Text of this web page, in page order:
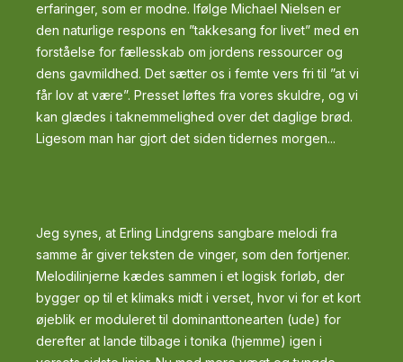
erfaringer, som er modne. Ifølge Michael Nielsen er
den naturlige respons en ”takkesang for livet” med en
forståelse for fællesskab om jordens ressourcer og
dens gavmildhed. Det sætter os i femte vers fri til ”at vi
får lov at være”. Presset løftes fra vores skuldre, og vi
kan glædes i taknemmelighed over det daglige brød.
Ligesom man har gjort det siden tidernes morgen...
Jeg synes, at Erling Lindgrens sangbare melodi fra
samme år giver teksten de vinger, som den fortjener.
Melodilinjerne kædes sammen i et logisk forløb, der
bygger op til et klimaks midt i verset, hvor vi for et kort
øjeblik er moduleret til dominanttonearten (ude) for
derefter at lande tilbage i tonika (hjemme) igen i